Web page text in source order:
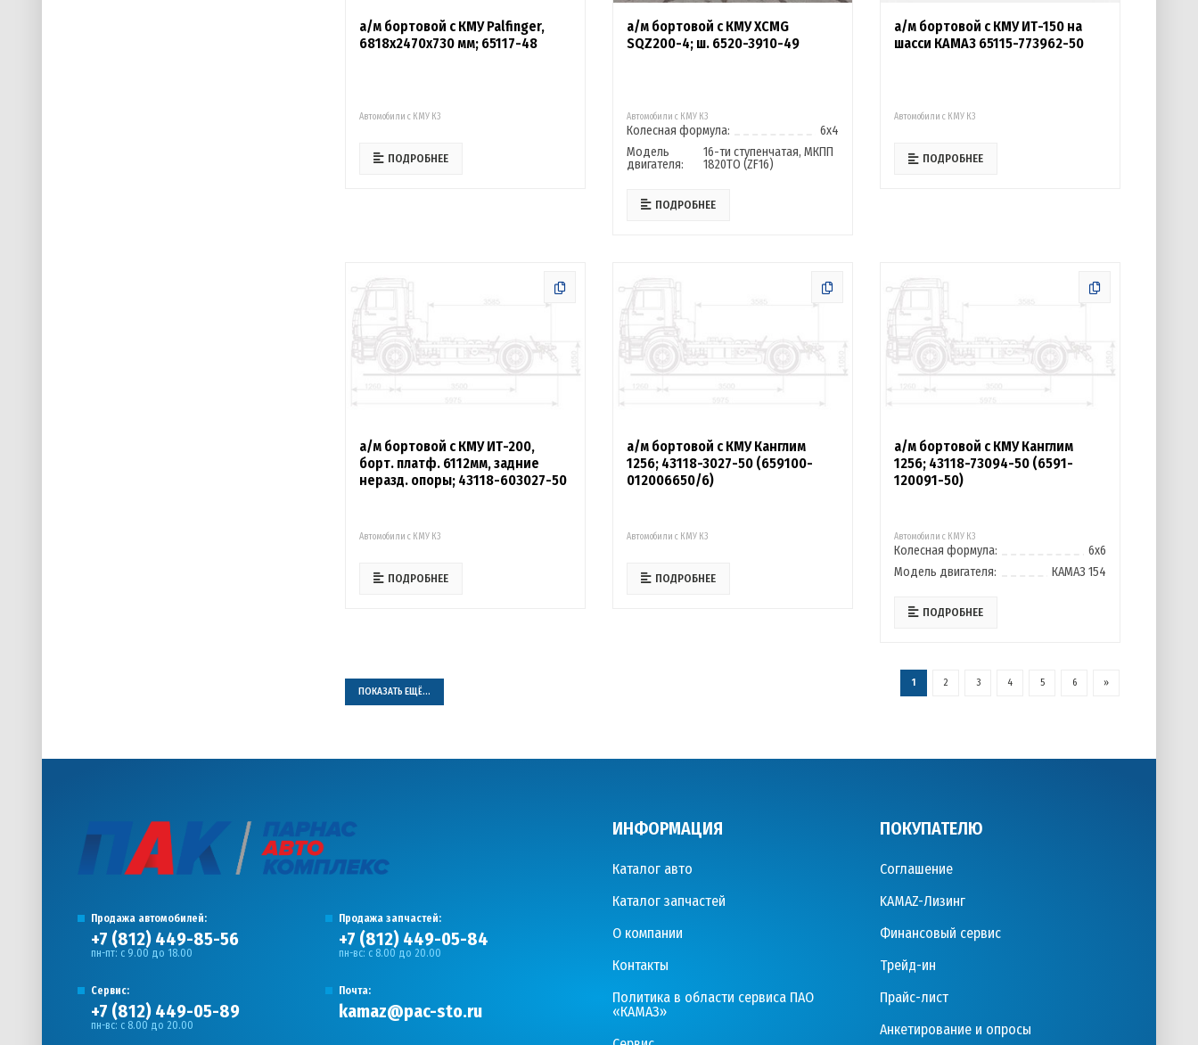
а/м бортовой с КМУ Palfinger,
6818х2470х730 мм; 65117-48
Автомобили с КМУ К3
ПОДРОБНЕЕ
а/м бортовой с КМУ XCMG
SQZ200-4; ш. 6520-3910-49
Автомобили с КМУ К3
Колесная формула:
6х4
Модель
двигателя:
16-ти ступенчатая, МКПП
1820ТО (ZF16)
ПОДРОБНЕЕ
а/м бортовой с КМУ ИТ-150 на
шасси КАМАЗ 65115-773962-50
Автомобили с КМУ К3
ПОДРОБНЕЕ
а/м бортовой с КМУ ИТ-200,
борт. платф. 6112мм, задние
неразд. опоры; 43118-603027-50
Автомобили с КМУ К3
ПОДРОБНЕЕ
а/м бортовой с КМУ Канглим
1256; 43118-3027-50 (659100-
012006650/6)
Автомобили с КМУ К3
ПОДРОБНЕЕ
а/м бортовой с КМУ Канглим
1256; 43118-73094-50 (6591-
120091-50)
Автомобили с КМУ К3
Колесная формула:
6х6
Модель двигателя:
КАМАЗ 154
ПОДРОБНЕЕ
ПОКАЗАТЬ ЕЩЁ...
1 2 3 4 5 6 »
Продажа автомобилей:
+7 (812) 449-85-56
пн-пт: с 9.00 до 18.00
Продажа запчастей:
+7 (812) 449-05-84
пн-вс: с 8.00 до 20.00
Сервис:
+7 (812) 449-05-89
пн-вс: с 8.00 до 20.00
Почта:
kamaz@pac-sto.ru
ИНФОРМАЦИЯ
Каталог авто
Каталог запчастей
О компании
Контакты
Политика в области сервиса ПАО
«КАМАЗ»
ПОКУПАТЕЛЮ
Соглашение
KAMAZ-Лизинг
Финансовый сервис
Трейд-ин
Прайс-лист
Анкетирование и опросы